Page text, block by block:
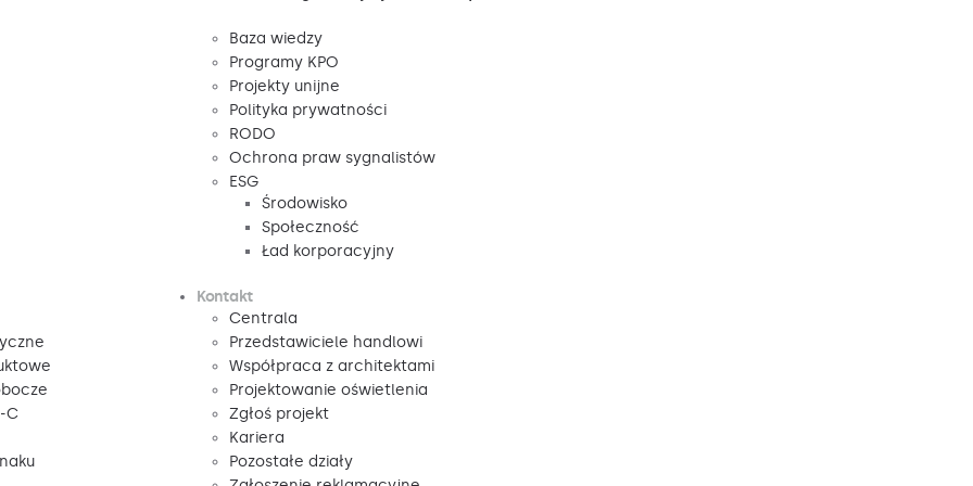
Baza wiedzy
Programy KPO
Projekty unijne
Polityka prywatności
RODO
Ochrona praw sygnalistów
ESG
Środowisko
Społeczność
Ład korporacyjny
C
Kontakt
Centrala
Przedstawiciele handlowi
Współpraca z architektami
Projektowanie oświetlenia
Zgłoś projekt
Kariera
Pozostałe działy